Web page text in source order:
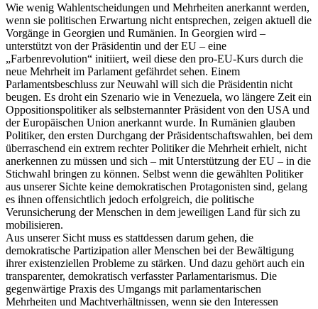
Wie wenig Wahlentscheidungen und Mehrheiten anerkannt werden,
wenn sie politischen Erwartung nicht entsprechen, zeigen aktuell die
Vorgänge in Georgien und Rumänien. In Georgien wird –
unterstützt von der Präsidentin und der EU – eine
„Farbenrevolution“ initiiert, weil diese den pro-EU-Kurs durch die
neue Mehrheit im Parlament gefährdet sehen. Einem
Parlamentsbeschluss zur Neuwahl will sich die Präsidentin nicht
beugen. Es droht ein Szenario wie in Venezuela, wo längere Zeit ein
Oppositionspolitiker als selbsternannter Präsident von den USA und
der Europäischen Union anerkannt wurde. In Rumänien glauben
Politiker, den ersten Durchgang der Präsidentschaftswahlen, bei dem
überraschend ein extrem rechter Politiker die Mehrheit erhielt, nicht
anerkennen zu müssen und sich – mit Unterstützung der EU – in die
Stichwahl bringen zu können. Selbst wenn die gewählten Politiker
aus unserer Sichte keine demokratischen Protagonisten sind, gelang
es ihnen offensichtlich jedoch erfolgreich, die politische
Verunsicherung der Menschen in dem jeweiligen Land für sich zu
mobilisieren.
Aus unserer Sicht muss es stattdessen darum gehen, die
demokratische Partizipation aller Menschen bei der Bewältigung
ihrer existenziellen Probleme zu stärken. Und dazu gehört auch ein
transparenter, demokratisch verfasster Parlamentarismus. Die
gegenwärtige Praxis des Umgangs mit parlamentarischen
Mehrheiten und Machtverhältnissen, wenn sie den Interessen